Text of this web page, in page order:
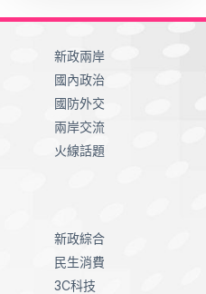
新政兩岸
國內政治
國防外交
兩岸交流
火線話題
新政綜合
民生消費
3C科技